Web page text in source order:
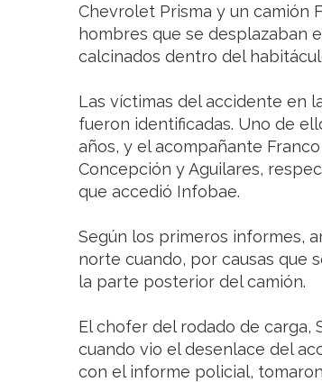
Chevrolet Prisma y un camión
hombres que se desplazaban
calcinados dentro del
Las víctimas del accidente en
fueron identificadas. Uno de
años, y el acompañante
Concepción y Aguilares,
que accedió Infobae.
Según los primeros informes,
norte cuando, por causas que
la parte posterior del camión.
El chofer del rodado de carga,
cuando vio el desenlace del
con el informe policial,